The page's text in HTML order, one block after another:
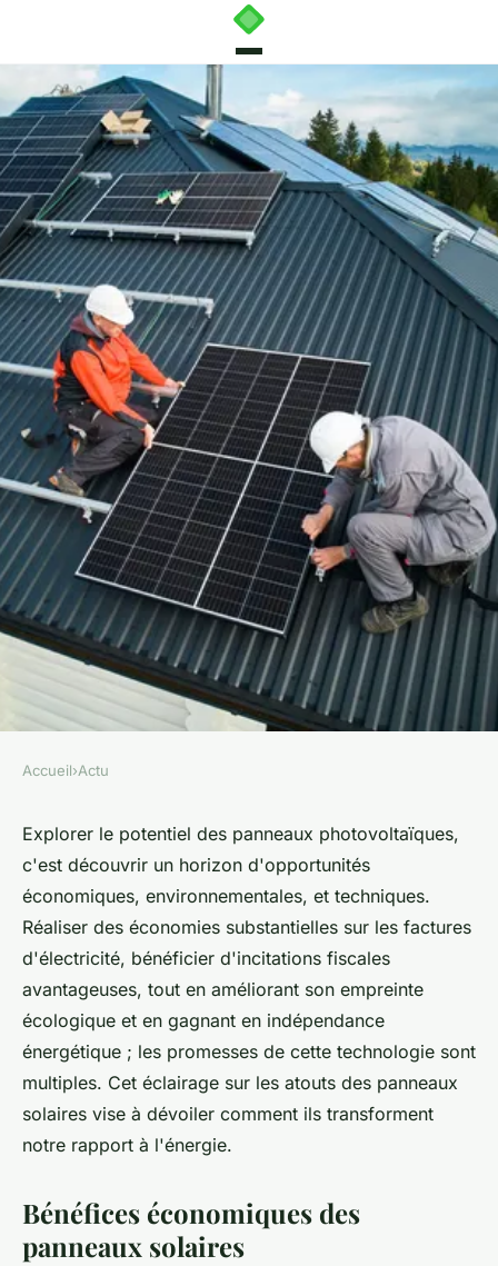
Quels sont les avantages des
panneaux photovoltaiques ?
Lucas•26 février 2024•3 min de lecture
Accueil›Actu
Explorer le potentiel des panneaux photovoltaïques,
c'est découvrir un horizon d'opportunités
économiques, environnementales, et techniques.
Réaliser des économies substantielles sur les factures
d'électricité, bénéficier d'incitations fiscales
avantageuses, tout en améliorant son empreinte
écologique et en gagnant en indépendance
énergétique ; les promesses de cette technologie sont
multiples. Cet éclairage sur les atouts des panneaux
solaires vise à dévoiler comment ils transforment
notre rapport à l'énergie.
Bénéfices économiques des
panneaux solaires